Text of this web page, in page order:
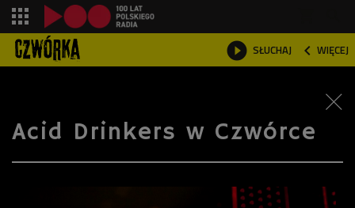
 SŁUCHAJ  WIĘCEJ

Acid Drinkers w Czwórce